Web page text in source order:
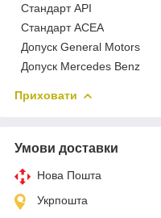
Стандарт API
Стандарт ACEA
Допуск General Motors
Допуск Mercedes Benz
Приховати
Умови доставки
Нова Пошта
Укрпошта